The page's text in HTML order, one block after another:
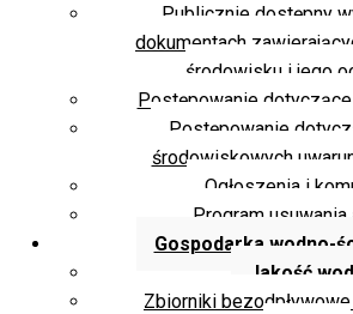
Publicznie dostępny
dokumentach
środowisku i jego
Postępowanie
Postępowanie
środowiskowych
Ogłoszenia i
Program
Gospodarka wodno-
Jakość
Zbiorniki